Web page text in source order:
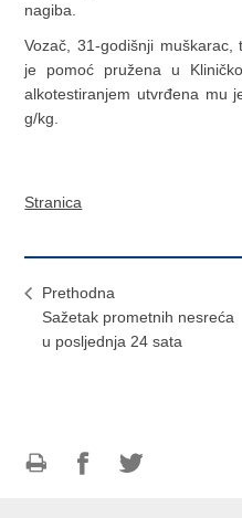
nagiba.
Vozač, 31-godišnji
je pomoć pružena u
alkotestiranjem utvrđena mu
g/kg.
Stranica
Prethodna
Sažetak prometnih nesreća
u posljednja 24 sata